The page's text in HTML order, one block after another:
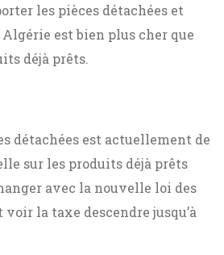
les pièces détachées et
est bien plus cher que
déjà prêts.
détachées est actuellement de
sur les produits déjà prêts
avec la nouvelle loi des
la taxe descendre jusqu’à